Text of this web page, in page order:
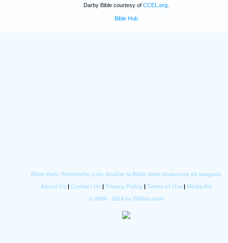
Darby Bible courtesy of CCEL.org
Bible Hub